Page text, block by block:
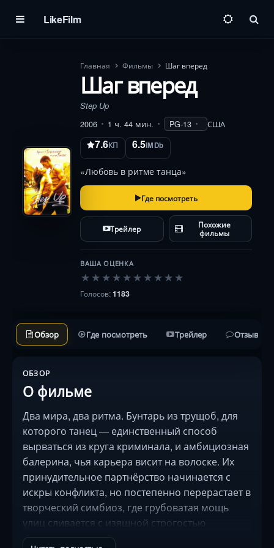
LikeFilm
Главная Фильмы Шаг вперед
Шаг вперед
Step Up
2006
1 ч. 44 мин. PG-13 США
7.6КП 6.5IMDb
«Любовь в ритме танца»
Где посмотреть
Трейлер Похожие
фильмы
ВАША ОЦЕНКА
★ ★ ★ ★ ★ ★ ★ ★ ★ ★
Голосов:1183
Обзор Где посмотреть Трейлер Отзывы
ОБЗОР
О фильме
Два мира, два ритма. Бунтарь из трущоб, для
которого танец — единственный способ
вырваться из круга криминала, и амбициозная
балерина, чья карьера висит на волоске. Их
принудительное партнёрство начинается с
искры конфликта, но постепенно перерастает в
творческий симбиоз, где грубоватая мощь
улиц сливается с изящной строгостью
академической сцены. Режиссёрский дебют